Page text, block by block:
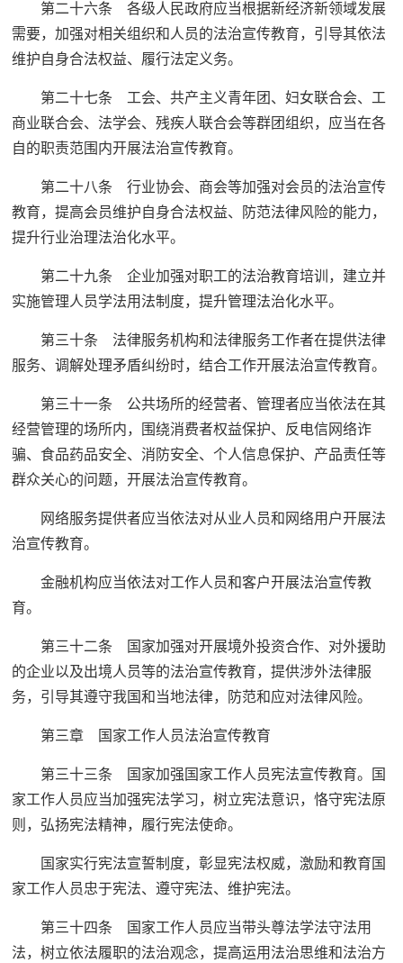
第二十六条 各级人民政府应当根据新经济新领域发展
需要，加强对相关组织和人员的法治宣传教育，引导其依法
维护自身合法权益、履行法定义务。
第二十七条 工会、共产主义青年团、妇女联合会、工
商业联合会、法学会、残疾人联合会等群团组织，应当在各
自的职责范围内开展法治宣传教育。
第二十八条 行业协会、商会等加强对会员的法治宣传
教育，提高会员维护自身合法权益、防范法律风险的能力，
提升行业治理法治化水平。
第二十九条 企业加强对职工的法治教育培训，建立并
实施管理人员学法用法制度，提升管理法治化水平。
第三十条 法律服务机构和法律服务工作者在提供法律
服务、调解处理矛盾纠纷时，结合工作开展法治宣传教育。
第三十一条 公共场所的经营者、管理者应当依法在其
经营管理的场所内，围绕消费者权益保护、反电信网络诈
骗、食品药品安全、消防安全、个人信息保护、产品责任等
群众关心的问题，开展法治宣传教育。
网络服务提供者应当依法对从业人员和网络用户开展法
治宣传教育。
金融机构应当依法对工作人员和客户开展法治宣传教
育。
第三十二条 国家加强对开展境外投资合作、对外援助
的企业以及出境人员等的法治宣传教育，提供涉外法律服
务，引导其遵守我国和当地法律，防范和应对法律风险。
第三章 国家工作人员法治宣传教育
第三十三条 国家加强国家工作人员宪法宣传教育。国
家工作人员应当加强宪法学习，树立宪法意识，恪守宪法原
则，弘扬宪法精神，履行宪法使命。
国家实行宪法宣誓制度，彰显宪法权威，激励和教育国
家工作人员忠于宪法、遵守宪法、维护宪法。
第三十四条 国家工作人员应当带头尊法学法守法用
法，树立依法履职的法治观念，提高运用法治思维和法治方